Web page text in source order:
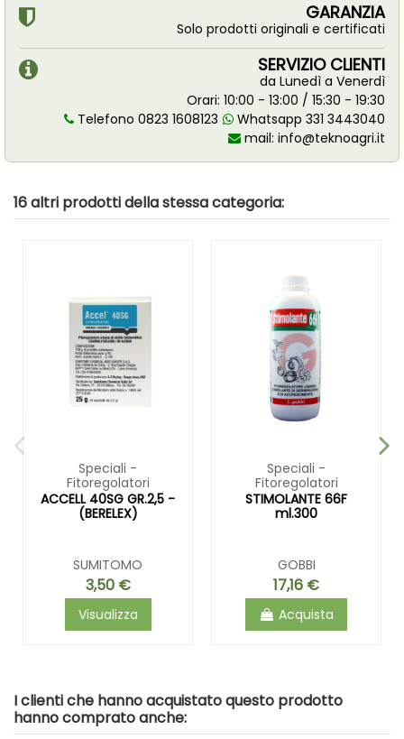
GARANZIA
Solo prodotti originali e certificati
SERVIZIO CLIENTI
da Lunedì a Venerdì
Orari: 10:00 - 13:00 / 15:30 - 19:30
Telefono 0823 1608123
Whatsapp 331 3443040
mail: info@teknoagri.it
16 altri prodotti della stessa categoria:
Speciali -
Fitoregolatori
ACCELL 40SG GR.2,5 -
(BERELEX)
SUMITOMO
3,50 €
Visualizza
Speciali -
Fitoregolatori
STIMOLANTE 66F
ml.300
GOBBI
17,16 €
Acquista
I clienti che hanno acquistato questo prodotto
hanno comprato anche: